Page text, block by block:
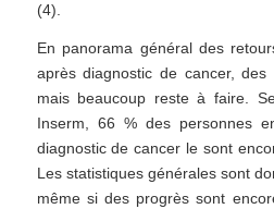
(4).
En panorama général des
après diagnostic de cancer, des
mais beaucoup reste à faire.
Inserm, 66 % des personnes
diagnostic de cancer le sont
Les statistiques générales sont
même si des progrès sont